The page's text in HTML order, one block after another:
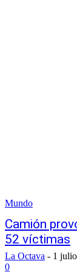
Mundo
Camión
52 víctimas
La Octava - 1
0